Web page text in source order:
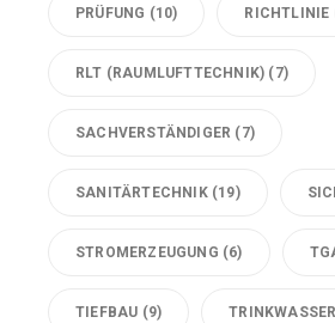
PRÜFUNG (10) RICHTLINIE
RLT (RAUMLUFTTECHNIK) (7)
SACHVERSTÄNDIGER (7)
SANITÄRTECHNIK(19)
STROMERZEUGUNG (6)
TIEFBAU (9) TRINKWASSER